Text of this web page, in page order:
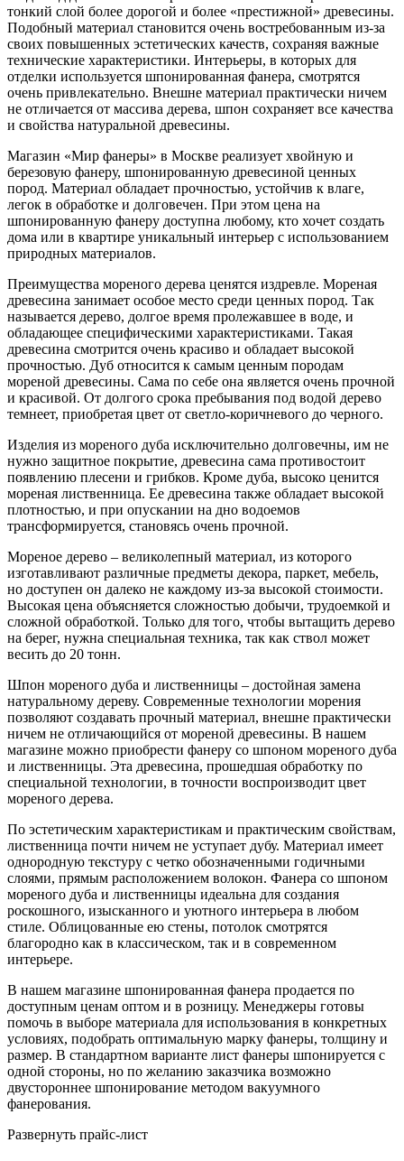
тонкий слой более дорогой и более «престижной» древесины.
Подобный материал становится очень востребованным из-за
своих повышенных эстетических качеств, сохраняя важные
технические характеристики. Интерьеры, в которых для
отделки используется шпонированная фанера, смотрятся
очень привлекательно. Внешне материал практически ничем
не отличается от массива дерева, шпон сохраняет все качества
и свойства натуральной древесины.
Магазин «Мир фанеры» в Москве реализует хвойную и
березовую фанеру, шпонированную древесиной ценных
пород. Материал обладает прочностью, устойчив к влаге,
легок в обработке и долговечен. При этом цена на
шпонированную фанеру доступна любому, кто хочет создать
дома или в квартире уникальный интерьер с использованием
природных материалов.
Преимущества мореного дерева ценятся издревле. Мореная
древесина занимает особое место среди ценных пород. Так
называется дерево, долгое время пролежавшее в воде, и
обладающее специфическими характеристиками. Такая
древесина смотрится очень красиво и обладает высокой
прочностью. Дуб относится к самым ценным породам
мореной древесины. Сама по себе она является очень прочной
и красивой. От долгого срока пребывания под водой дерево
темнеет, приобретая цвет от светло-коричневого до черного.
Изделия из мореного дуба исключительно долговечны, им не
нужно защитное покрытие, древесина сама противостоит
появлению плесени и грибков. Кроме дуба, высоко ценится
мореная лиственница. Ее древесина также обладает высокой
плотностью, и при опускании на дно водоемов
трансформируется, становясь очень прочной.
Мореное дерево – великолепный материал, из которого
изготавливают различные предметы декора, паркет, мебель,
но доступен он далеко не каждому из-за высокой стоимости.
Высокая цена объясняется сложностью добычи, трудоемкой и
сложной обработкой. Только для того, чтобы вытащить дерево
на берег, нужна специальная техника, так как ствол может
весить до 20 тонн.
Шпон мореного дуба и лиственницы – достойная замена
натуральному дереву. Современные технологии морения
позволяют создавать прочный материал, внешне практически
ничем не отличающийся от мореной древесины. В нашем
магазине можно приобрести фанеру со шпоном мореного дуба
и лиственницы. Эта древесина, прошедшая обработку по
специальной технологии, в точности воспроизводит цвет
мореного дерева.
По эстетическим характеристикам и практическим свойствам,
лиственница почти ничем не уступает дубу. Материал имеет
однородную текстуру с четко обозначенными годичными
слоями, прямым расположением волокон. Фанера со шпоном
мореного дуба и лиственницы идеальна для создания
роскошного, изысканного и уютного интерьера в любом
стиле. Облицованные ею стены, потолок смотрятся
благородно как в классическом, так и в современном
интерьере.
В нашем магазине шпонированная фанера продается по
доступным ценам оптом и в розницу. Менеджеры готовы
помочь в выборе материала для использования в конкретных
условиях, подобрать оптимальную марку фанеры, толщину и
размер. В стандартном варианте лист фанеры шпонируется с
одной стороны, но по желанию заказчика возможно
двустороннее шпонирование методом вакуумного
фанерования.
Развернуть прайс-лист